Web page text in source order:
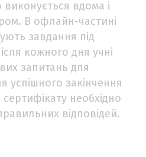
вдома і
В офлайн-частині
завдання під
кожного дня учні
запитань для
успішного закінчення
необхідно
відповідей.